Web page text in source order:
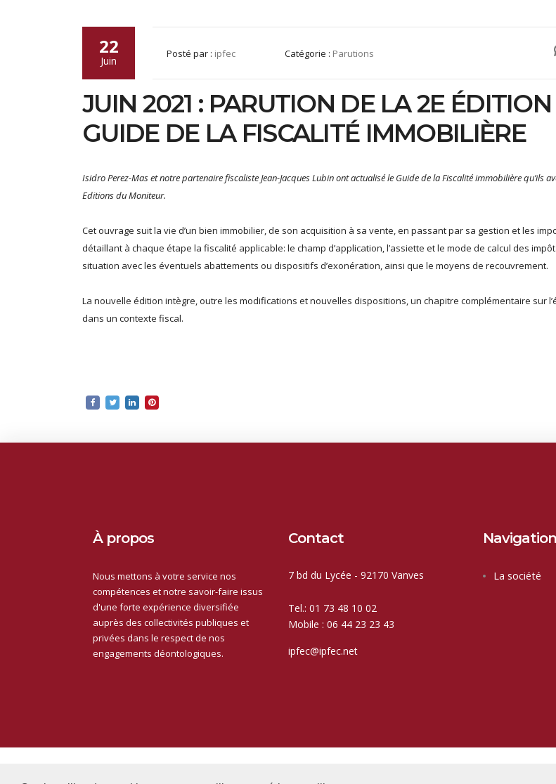
22
Juin
Posté par : ipfec Catégorie : Parutions
JUIN 2021 : PARUTION DE LA 2E
GUIDE DE LA FISCALITÉ IMMOBILIÈRE
Isidro Perez-Mas et notre partenaire fiscaliste Jean-Jacques Lubin ont actualisé le Guide de la Fiscalité immobilière qu’ils
Editions du Moniteur.
Cet ouvrage suit la vie d’un bien immobilier, de son acquisition à sa vente, en passant par sa gestion et les
détaillant à chaque étape la fiscalité applicable: le champ d’application, l’assiette et le mode de calcul des
situation avec les éventuels abattements ou dispositifs d’exonération, ainsi que le moyens de recouvrement.
La nouvelle édition intègre, outre les modifications et nouvelles dispositions, un chapitre complémentaire sur
dans un contexte fiscal.
À propos
Nous mettons à votre service nos
compétences et notre savoir-faire issus
d'une forte expérience diversifiée
auprès des collectivités publiques et
privées dans le respect de nos
engagements déontologiques.
Contact
7 bd du Lycée - 92170 Vanves
Tel.: 01 73 48 10 02
Mobile : 06 44 23 23 43
ipfec@ipfec.net
Navigation
La société
Copyright & copies.